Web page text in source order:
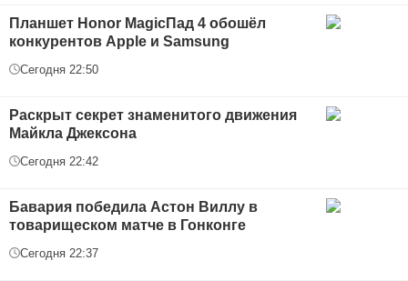
Планшет Honor MagicПад 4 обошёл
конкурентов Apple и Samsung
Сегодня 22:50
Раскрыт секрет знаменитого движения
Майкла Джексона
Сегодня 22:42
Бавария победила Астон Виллу в
товарищеском матче в Гонконге
Сегодня 22:37